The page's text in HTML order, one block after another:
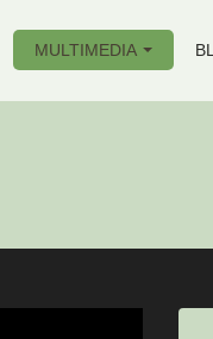
MULTIMEDIA